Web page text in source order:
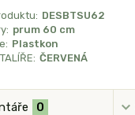
DESBTSU62
prum 60 cm
Plastkon
ČERVENÁ
0